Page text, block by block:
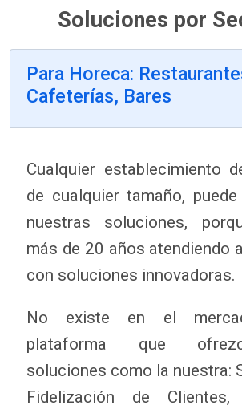
Soluciones por
Para Horeca:
Cafeterías, Bares
Cualquier establecimiento
de cualquier tamaño,
nuestras soluciones,
más de 20 años atendiendo
con soluciones innovadoras.
No existe en el
plataforma que
soluciones como la nuestra:
Fidelización de Clientes,